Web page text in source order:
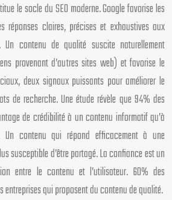
le socle du SEO moderne. Google favorise les
réponses claires, précises et exhaustives aux
Un contenu de qualité suscite naturellement
provenant d’autres sites web) et favorise le
deux signaux puissants pour améliorer le
de recherche. Une étude révèle que 94% des
de crédibilité à un contenu informatif qu’à
Un contenu qui répond efficacement à une
susceptible d’être partagé. La confiance est un
entre le contenu et l’utilisateur. 60% des
entreprises qui proposent du contenu de qualité.